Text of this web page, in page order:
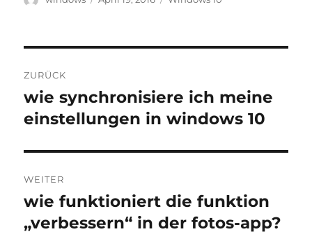
ZURÜCK
Vorheriger
Beitrag:
wie synchronisiere ich meine
einstellungen in windows 10
WEITER
Nächster
Beitrag:
wie funktioniert die funktion
„verbessern“ in der fotos-app?